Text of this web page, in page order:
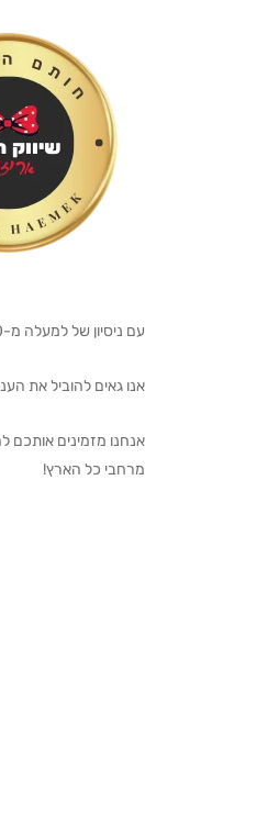
עם ניסיון של למעלה מ-30 שנים,
אנו גאים להוביל את
מרחבי כל הארץ!